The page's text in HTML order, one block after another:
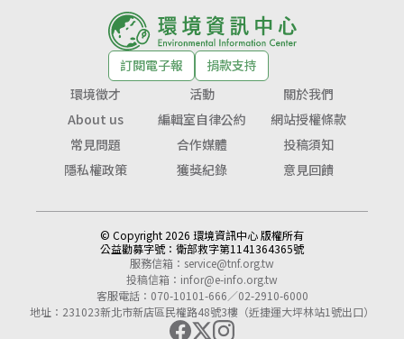
訂閱電子報
捐款支持
環境徵才
活動
關於我們
About us
編輯室自律公約
網站授權條款
常見問題
合作媒體
投稿須知
隱私權政策
獲獎紀錄 意見回饋
© Copyright 2026 環境資訊中心 版權所有
公益勸募字號： 衛部救字第1141364365號
服務信箱： service@tnf.org.tw
投稿信箱： infor@e-info.org.tw
客服電話：070-10101-666／02-2910-6000
地址：231023新北市新店區民權路48號3樓（近捷運大坪林站1號出口）